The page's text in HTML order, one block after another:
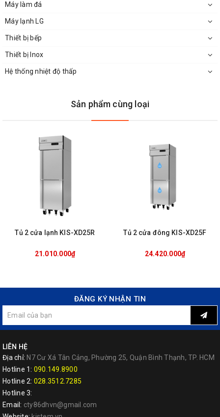
Máy làm đá
Máy lạnh LG
Thiết bị bếp
Thiết bị Inox
Hệ thống nhiệt độ thấp
Sản phẩm cùng loại
Tủ 2 cửa lạnh KIS-XD25R
21.010.000₫
Tủ 2 cửa đông KIS-XD25F
24.420.000₫
ĐĂNG KÝ NHẬN TIN
LIÊN HỆ
Địa chỉ: N7 Cư Xá Tân Cảng, Phường 25, Quận Bình Thạnh, TP. HCM
Hotline 1: 090.149.8900
Hotline 2: 028.3512.7285
Hotline 3:
Email: cty86dhvn@gmail.com